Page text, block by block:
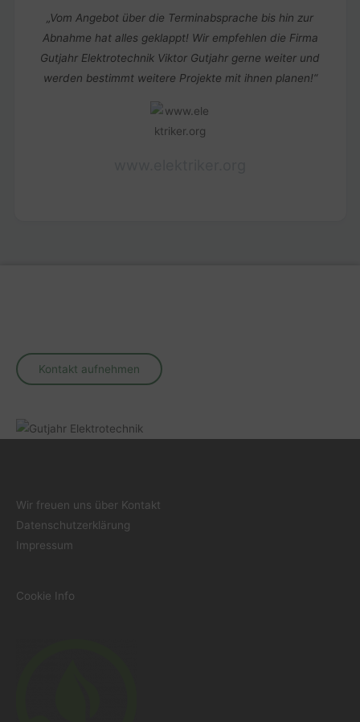
„Vom Angebot über die Terminabsprache bis hin zur
Abnahme hat alles geklappt! Wir empfehlen die Firma
Gutjahr Elektrotechnik Viktor Gutjahr gerne weiter und
werden bestimmt weitere Projekte mit ihnen planen!“
Kontakt aufnehmen
Wir freuen uns über Kontakt
Datenschutzerklärung
Impressum
Cookie Info